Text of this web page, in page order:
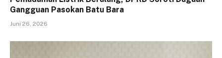
Gangguan Pasokan Batu Bara
Juni 26, 2026